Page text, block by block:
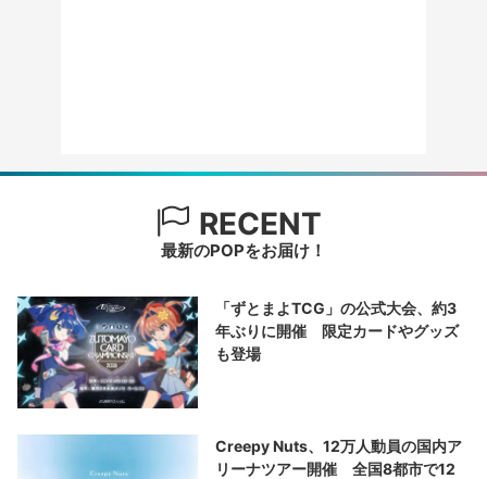
RECENT
最新のPOPをお届け！
「ずとまよTCG」の公式大会、約3
年ぶりに開催 限定カードやグッズ
も登場
Creepy Nuts、12万人動員の国内ア
リーナツアー開催 全国8都市で12